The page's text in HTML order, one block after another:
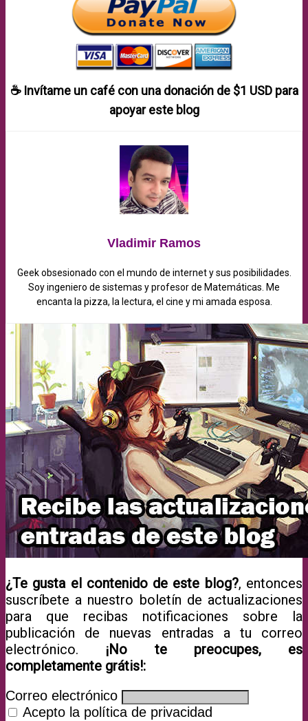
☕ Invítame un café con una donación de $1 USDpara
apoyar este blog
Vladimir Ramos
Geek obsesionado con el mundo de internet y sus posibilidades.
Soy ingeniero de sistemas y profesor de Matemáticas. Me
encanta la pizza, la lectura, el cine y mi amada esposa.
¿Te gusta el contenido de este blog?, entonces
suscríbete a nuestro boletín de actualizaciones
para que recibas notificaciones sobre la
publicación de nuevas entradas a tu correo
electrónico. ¡No te preocupes, es
completamente grátis!:
Correo electrónico
Acepto la política de privacidad